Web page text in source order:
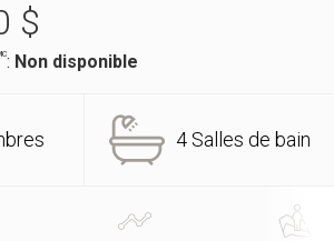
$
: Non disponible
4 Salles de bain